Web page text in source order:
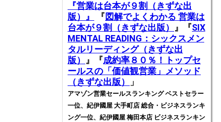
『営業は台本が９割（きずな出
版）』
『図解でよくわかる 営業は
台本が９割（きずな出版） 』『SIX
MENTAL READING：シックスメン
タルリーディング（きずな出
版） 』『成約率８０％！トップセ
ールスの「価値観営業」メソッド
（きずな出版）
」
アマゾン営業セールスランキング ベストセラー
一位、紀伊國屋 大手町店 総合・ビジネスランキ
ング一位、紀伊國屋 梅田本店 ビジネスランキン